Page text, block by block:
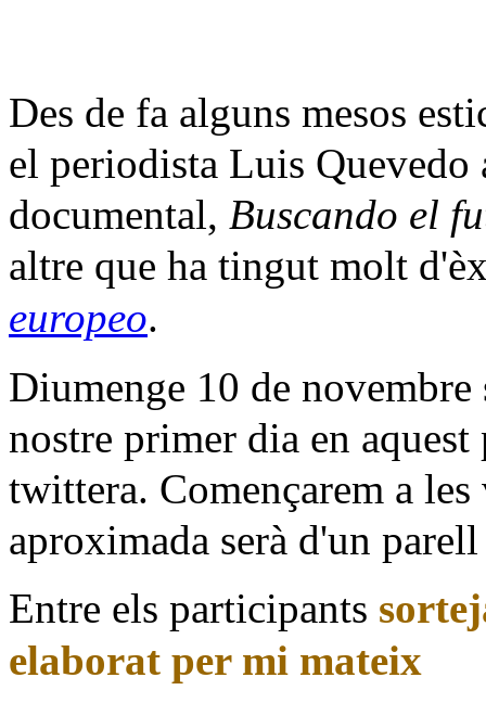
Des de fa alguns mesos
el periodista Luis
documental, Buscando el
altre que ha tingut molt
europeo.
Diumenge 10 de
nostre primer dia en
twittera. Començarem a
aproximada serà d'un
Entre els participants
elaborat per mi mateix